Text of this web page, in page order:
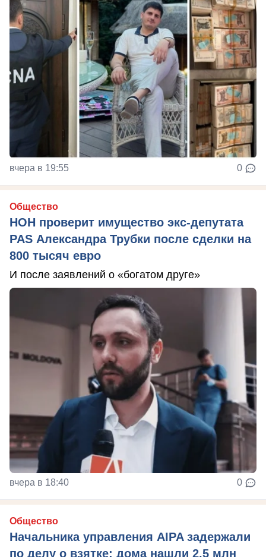
вчера в 19:55 0
Общество
НОН проверит имущество экс-депутата
PAS Александра Трубки после сделки на
800 тысяч евро
И после заявлений о «богатом друге»
вчера в 18:40 0
Общество
Начальника управления AIPA задержали
по делу о взятке: дома нашли 2,5 млн